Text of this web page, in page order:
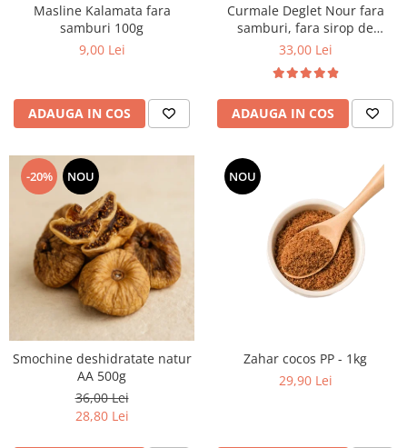
Masline Kalamata fara
samburi 100g
9,00 Lei
ADAUGA IN COS
Curmale Deglet Nour fara
samburi, fara sirop de
glucoza 5 kg VRAC
33,00 Lei
ADAUGA IN COS
-20% NOU
Smochine deshidratate natur
AA 500g
36,00 Lei
28,80 Lei
NOU
Zahar cocos PP - 1kg
29,90 Lei